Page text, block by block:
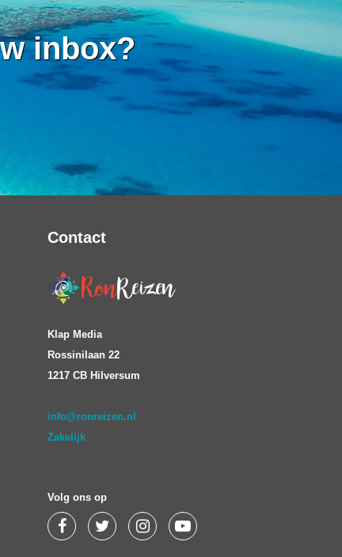
inbox?
Contact
Klap Media
Rossinilaan 22
1217 CB Hilversum
info@ronreizen.nl
Zakelijk
Volg ons op